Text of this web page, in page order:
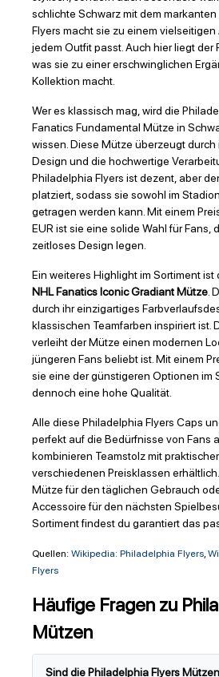
schlichte Schwarz mit dem
Flyers macht sie zu einem
jedem Outfit passt. Auch hier liegt der
was sie zu einer erschwinglichen
Kollektion macht.
Wer es klassisch mag, wird die
Fanatics Fundamental Mütze in
wissen. Diese Mütze überzeugt durch
Design und die hochwertige
Philadelphia Flyers ist dezent, aber
platziert, sodass sie sowohl im
getragen werden kann. Mit einem
EUR ist sie eine solide Wahl für Fans,
zeitloses Design legen.
Ein weiteres Highlight im Sortiment ist
NHL Fanatics Iconic Gradiant Mütze.
durch ihr einzigartiges
klassischen Teamfarben inspiriert ist.
verleiht der Mütze einen modernen
jüngeren Fans beliebt ist. Mit einem
sie eine der günstigeren Optionen im
dennoch eine hohe Qualität.
Alle diese Philadelphia Flyers Caps
perfekt auf die Bedürfnisse von Fans
kombinieren Teamstolz mit
verschiedenen Preisklassen
Mütze für den täglichen Gebrauch
Accessoire für den nächsten
Sortiment findest du garantiert das
Quellen: Wikipedia: Philadelphia Flyers,
Flyers
Häufige Fragen zu
Mützen
Sind die Philadelphia Flyers